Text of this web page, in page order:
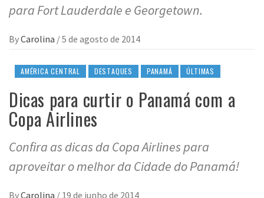
para Fort Lauderdale e Georgetown.
ByCarolina /5 de agosto de 2014
AMÉRICA CENTRAL DESTAQUES PANAMÁ ÚLTIMAS
Dicas para curtir o Panamá com a
Copa Airlines
Confira as dicas da Copa Airlines para
aproveitar o melhor da Cidade do Panamá!
ByCarolina / 19 de junho de 2014